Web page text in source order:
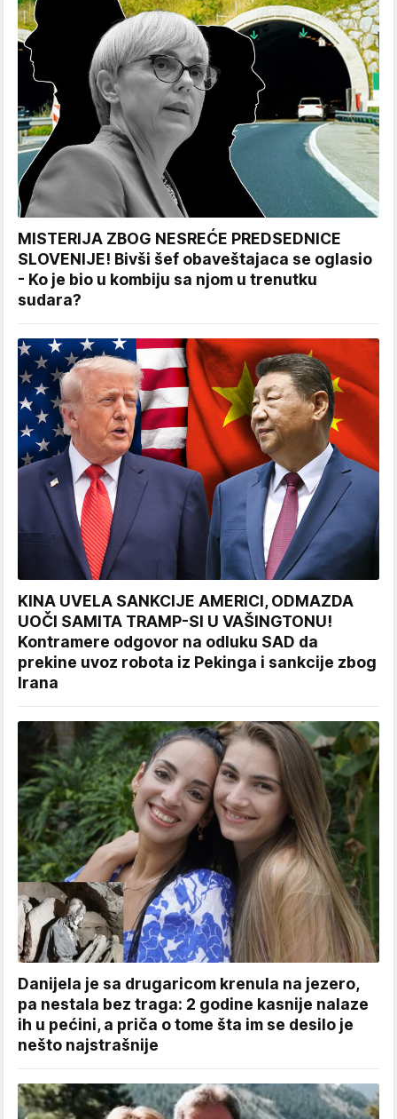
MISTERIJA ZBOG NESREĆE PREDSEDNICE
SLOVENIJE! Bivši šef obaveštajaca se oglasio
- Ko je bio u kombiju sa njom u trenutku
sudara?
KINA UVELA SANKCIJE AMERICI, ODMAZDA
UOČI SAMITA TRAMP-SI U VAŠINGTONU!
Kontramere odgovor na odluku SAD da
prekine uvoz robota iz Pekinga i sankcije zbog
Irana
Danijela je sa drugaricom krenula na jezero,
pa nestala bez traga: 2 godine kasnije nalaze
ih u pećini, a priča o tome šta im se desilo je
nešto najstrašnije